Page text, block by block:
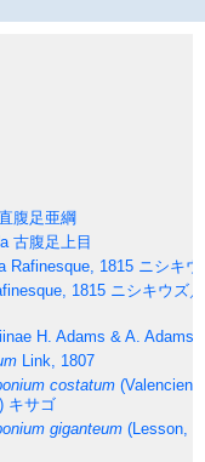
腹足亜綱
古腹足上目
Rafinesque, 1815 ニシキ
1815 ニシキウズ
H. Adams & A. Adams,
Link, 1807
costatum
キサゴ
giganteum (Lesson,